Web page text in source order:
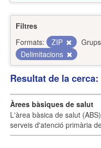
Filtres
Formats:
ZIP
Delimitacions
Resultat de la
Àrees bàsiques de salut
L'àrea bàsica de salut
serveis d'atenció primària